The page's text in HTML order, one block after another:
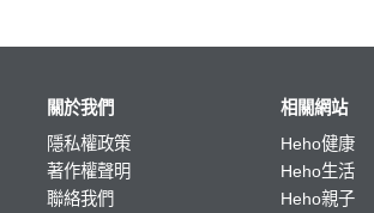
關於我們
隱私權政策
著作權聲明
聯絡我們
相關網站
Heho健康
Heho生活
Heho親子